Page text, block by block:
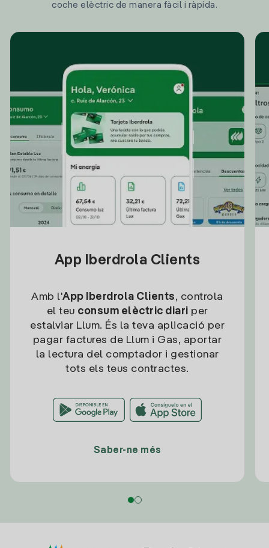
coche elèctric de manera fàcil i ràpida.
App Iberdrola Clients
Amb l'App Iberdrola Clients, controla
el teu consum elèctric diari per
estalviar Llum. És la teva aplicació per
pagar factures de Llum i Gas, aportar
la lectura del comptador i gestionar
tots els teus contractes.
Saber-ne més